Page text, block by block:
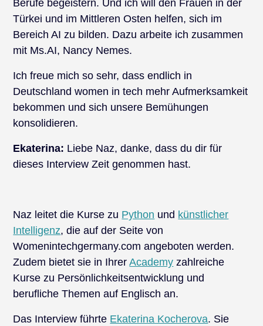
Berufe begeistern. Und ich will den Frauen in der
Türkei und im Mittleren Osten helfen, sich im
Bereich AI zu bilden. Dazu arbeite ich zusammen
mit Ms.AI, Nancy Nemes.
Ich freue mich so sehr, dass endlich in
Deutschland women in tech mehr Aufmerksamkeit
bekommen und sich unsere Bemühungen
konsolidieren.
Ekaterina: Liebe Naz, danke, dass du dir für
dieses Interview Zeit genommen hast.
Naz leitet die Kurse zu Python und künstlicher
Intelligenz, die auf der Seite von
Womenintechgermany.com angeboten werden.
Zudem bietet sie in IhrerAcademy zahlreiche
Kurse zu Persönlichkeitsentwicklung und
berufliche Themen auf Englisch an.
Das Interview führte Ekaterina Kocherova. Sie